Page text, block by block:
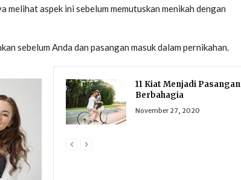
melihat aspek ini sebelum memutuskan menikah dengan
sebelum Anda dan pasangan masuk dalam pernikahan.
11 Kiat Menjadi Pasangan
Berbahagia
November 27, 2020